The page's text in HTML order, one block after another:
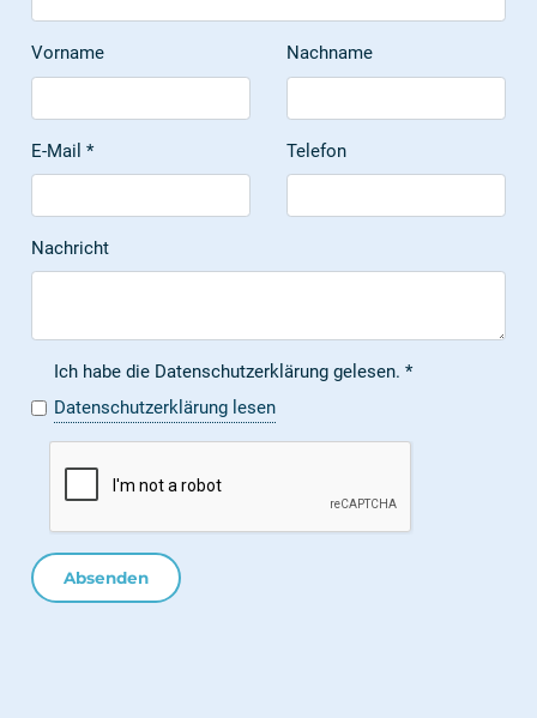
Vorname Nachname
E-Mail * Telefon
Nachricht
Ich habe die Datenschutzerklärung gelesen. *
Datenschutzerklärung lesen
Absenden